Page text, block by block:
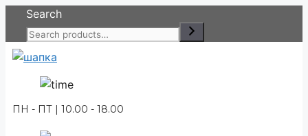
Перейти
содержимому
Search
ПН - ПТ | 10.00 - 18.00